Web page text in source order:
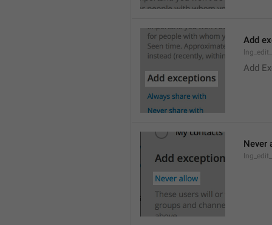
Add
Add
Never